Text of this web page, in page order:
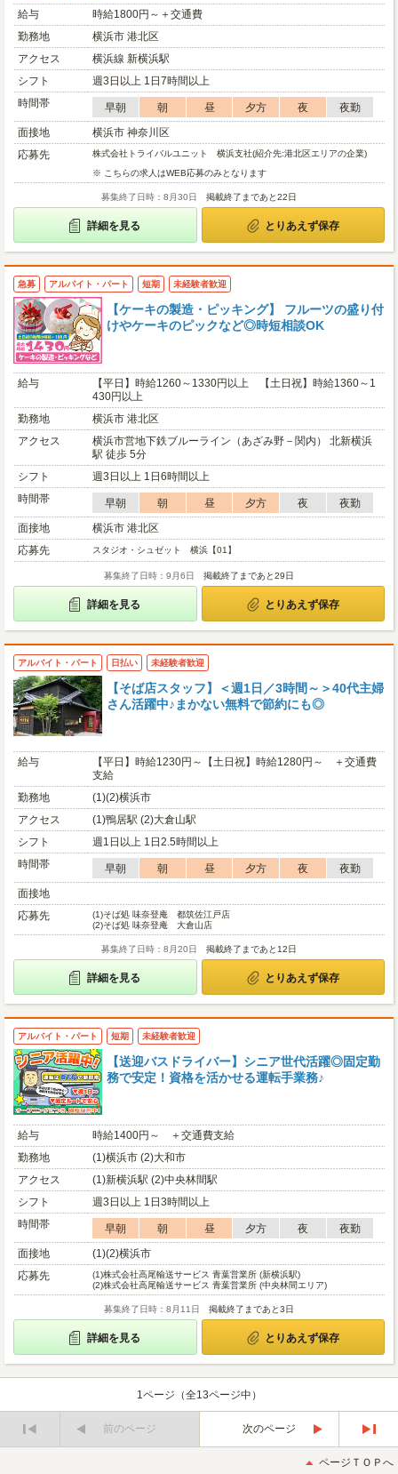
給与
時給1800円～＋交通費
勤務地
横浜市 港北区
アクセス
横浜線 新横浜駅
シフト
週3日以上 1日7時間以上
時間帯
早朝 朝 昼 夕方 夜
夜勤
面接地
横浜市 神奈川区
応募先
株式会社トライバルユニット 横浜支社(紹介先:港北区エリアの企業)
※ こちらの求人はWEB応募のみとなります
募集終了日時：8月30日 掲載終了まであと22日
詳細を見る とりあえず保存
急募 アルバイト・パート 短期 未経験者歓迎
【ケーキの製造・ピッキング】 フルーツの盛り付
けやケーキのピックなど◎時短相談OK
給与
【平日】時給1260～1330円以上 【土日祝】時給1360～1
430円以上
勤務地
横浜市 港北区
アクセス
横浜市営地下鉄ブルーライン（あざみ野－関内） 北新横浜
駅 徒歩 5分
シフト
週3日以上 1日6時間以上
時間帯
早朝 朝 昼 夕方 夜
夜勤
面接地
横浜市 港北区
応募先
スタジオ・シュゼット 横浜【01】
募集終了日時：9月6日 掲載終了まであと29日
詳細を見る とりあえず保存
アルバイト・パート 日払い 未経験者歓迎
【そば店スタッフ】＜週1日／3時間～＞40代主婦
さん活躍中♪まかない無料で節約にも◎
給与
【平日】時給1230円～【土日祝】時給1280円～ ＋交通費
支給
勤務地
(1)(2)横浜市
アクセス
(1)鴨居駅 (2)大倉山駅
シフト
週1日以上 1日2.5時間以上
時間帯
早朝 朝 昼 夕方 夜
夜勤
面接地
応募先
(1)そば処 味奈登庵 都筑佐江戸店
(2)そば処 味奈登庵 大倉山店
募集終了日時：8月20日 掲載終了まであと12日
詳細を見る とりあえず保存
アルバイト・パート 短期 未経験者歓迎
【送迎バスドライバー】シニア世代活躍◎固定勤
務で安定！資格を活かせる運転手業務♪
給与
時給1400円～ ＋交通費支給
勤務地
(1)横浜市 (2)大和市
アクセス
(1)新横浜駅 (2)中央林間駅
シフト
週3日以上 1日3時間以上
時間帯
早朝 朝 昼 夕方 夜
夜勤
面接地
(1)(2)横浜市
応募先
(1)株式会社高尾輸送サービス 青葉営業所 (新横浜駅)
(2)株式会社高尾輸送サービス 青葉営業所 (中央林間エリア)
募集終了日時：8月11日 掲載終了まであと3日
詳細を見る とりあえず保存
1ページ（全13ページ中）
前のページ
次のページ
後
ページＴＯＰへ